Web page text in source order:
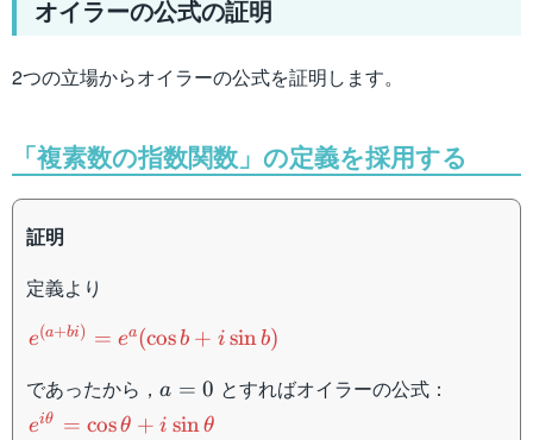
オイラーの公式の証明
2つの立場からオイラーの公式を証明します。
「複素数の指数関数」の定義を採用する
証明
定義より
e^{(a+bi)}=e^a(\cos
e(a+bi) = ea(cosb + i sinb)
であったから，a=0
a = 0 とすればオイラーの公式：
e^{i\theta}=\cos\theta+i\sin\theta
eiθ = cosθ + i sinθ